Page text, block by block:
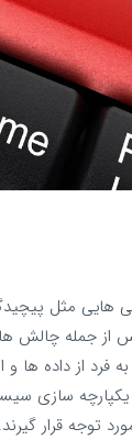
هایی مثل
از جمله چالش‌
فرد از داده‌ ها
سازی
توجه قرار